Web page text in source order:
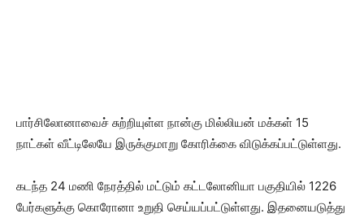
பார்சிலோனாவைச் சுற்றியுள்ள நான்கு மில்லியன் மக்கள் 15
நாட்கள் வீட்டிலேயே இருக்குமாறு கோரிக்கை விடுக்கப்பட்டுள்ளது.
கடந்த 24 மணி நேரத்தில் மட்டும் கட்டலோனியா பகுதியில் 1226
பேர்களுக்கு கொரோனா உறுதி செய்யப்பட்டுள்ளது. இதனையடுத்து